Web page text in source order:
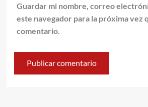
Guardar mi nombre, correo
este navegador para la próxima vez
comentario.